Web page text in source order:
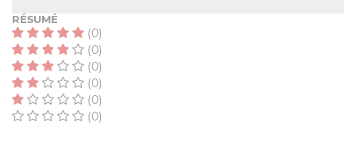
RÉSUMÉ
(0)
(0)
(0)
(0)
(0)
(0)